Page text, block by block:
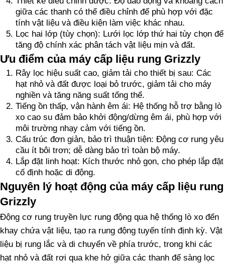
giữa các thanh có thể điều chỉnh để phù hợp với đặc
tính vật liệu và điều kiện làm việc khác nhau.
Lọc hai lớp (tùy chọn): Lưới lọc lớp thứ hai tùy chọn để
tăng độ chính xác phân tách vật liệu mịn và đất.
Ưu điểm của máy cấp liệu rung Grizzly
Rây lọc hiệu suất cao, giảm tải cho thiết bị sau: Các
hạt nhỏ và đất được loại bỏ trước, giảm tải cho máy
nghiền và tăng năng suất tổng thể.
Tiếng ồn thấp, vận hành êm ái: Hệ thống hỗ trợ bằng lò
xo cao su đảm bảo khởi động/dừng êm ái, phù hợp với
môi trường nhạy cảm với tiếng ồn.
Cấu trúc đơn giản, bảo trì thuận tiện: Động cơ rung yêu
cầu ít bôi trơn; dễ dàng bảo trì toàn bộ máy.
Lắp đặt linh hoạt: Kích thước nhỏ gọn, cho phép lắp đặt
cố định hoặc di động.
Nguyên lý hoạt động của máy cấp liệu rung
Grizzly
Động cơ rung truyền lực rung động qua hệ thống lò xo đến
khay chứa vật liệu, tạo ra rung động tuyến tính định kỳ. Vật
liệu bị rung lắc và di chuyển về phía trước, trong khi các
hạt nhỏ và đất rơi qua khe hở giữa các thanh để sàng lọc